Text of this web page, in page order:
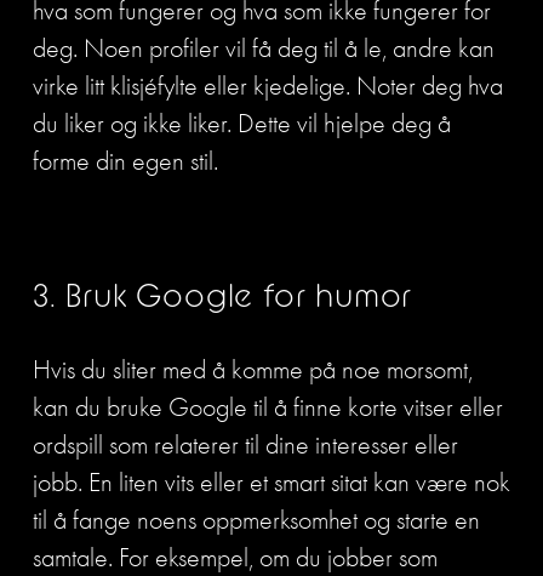
hva som fungerer og hva som ikke fungerer for
deg. Noen profiler vil få deg til å le, andre kan
virke litt klisjéfylte eller kjedelige. Noter deg hva
du liker og ikke liker. Dette vil hjelpe deg å
forme din egen stil.
3. Bruk Google for humor
Hvis du sliter med å komme på noe morsomt,
kan du bruke Google til å finne korte vitser eller
ordspill som relaterer til dine interesser eller
jobb. En liten vits eller et smart sitat kan være nok
til å fange noens oppmerksomhet og starte en
samtale. For eksempel, om du jobber som